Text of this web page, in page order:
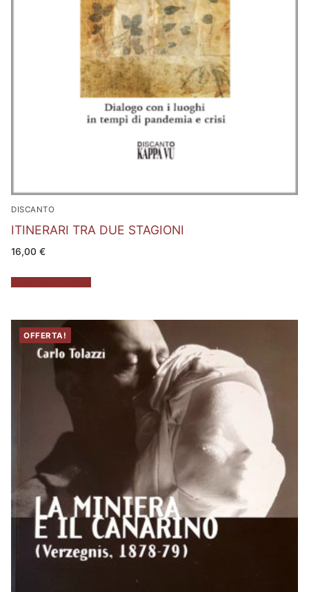
DISCANTO
ITINERARI TRA DUE STAGIONI
16,00 €
OFFERTA!